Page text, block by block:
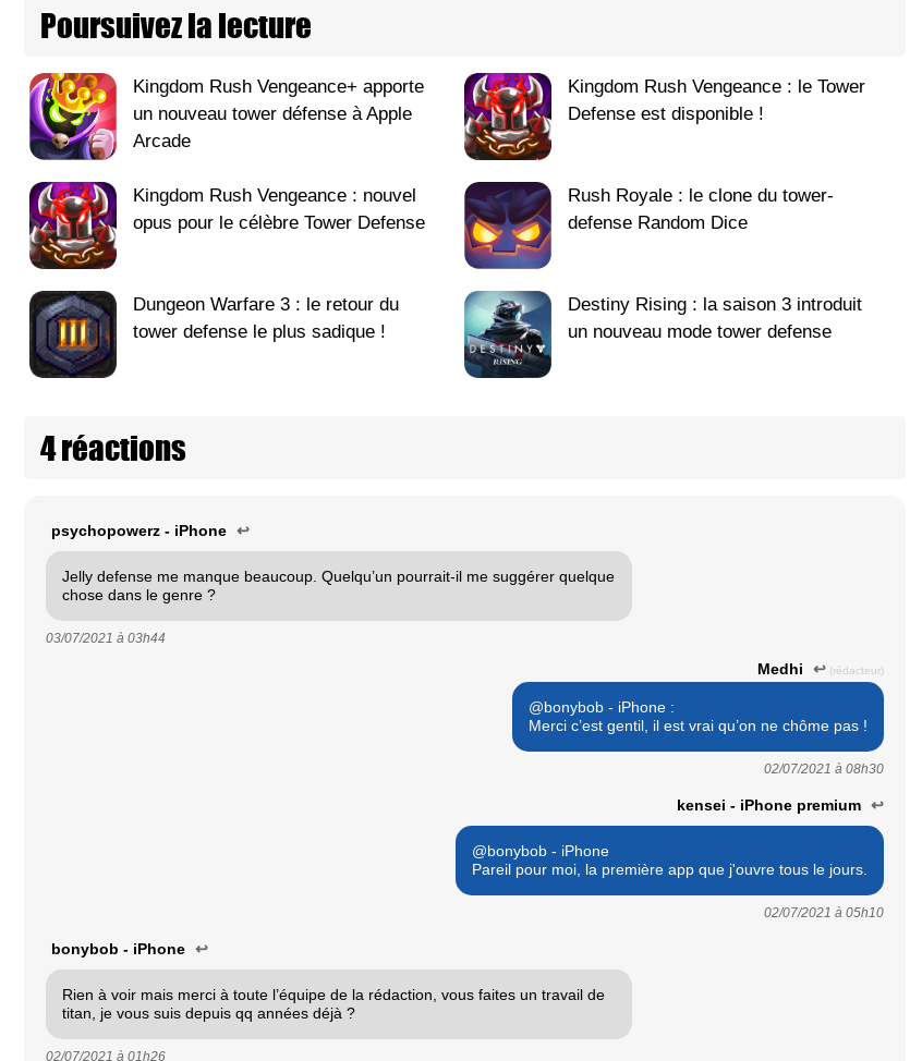
Poursuivez la lecture
Kingdom Rush Vengeance+ apporte
un nouveau tower défense à Apple
Arcade
Kingdom Rush Vengeance : le Tower
Defense est disponible !
Kingdom Rush Vengeance : nouvel
opus pour le célèbre Tower Defense
Rush Royale : le clone du tower-
defense Random Dice
Dungeon Warfare 3 : le retour du
tower defense le plus sadique !
Destiny Rising : la saison 3 introduit
un nouveau mode tower defense
4 réactions
psychopowerz - iPhone ↩
Jelly defense me manque beaucoup. Quelqu’un pourrait-il me suggérer quelque
chose dans le genre ?
03/07/2021 à 03h44
Medhi ↩ (rédacteur)
@bonybob - iPhone :
Merci c’est gentil, il est vrai qu’on ne chôme pas !
02/07/2021 à 08h30
kensei - iPhone premium ↩
@bonybob - iPhone
Pareil pour moi, la première app que j'ouvre tous le jours.
02/07/2021 à 05h10
bonybob - iPhone ↩
Rien à voir mais merci à toute l’équipe de la rédaction, vous faites un travail de
titan, je vous suis depuis qq années déjà ?
02/07/2021 à 01h26